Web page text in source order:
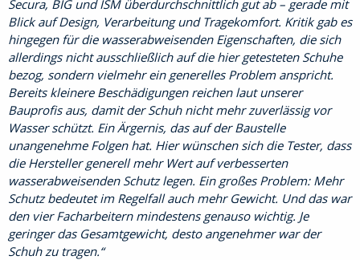
Secura, BIG und ISM überdurchschnittlich gut ab – gerade mit
Blick auf Design, Verarbeitung und Tragekomfort. Kritik gab es
hingegen für die wasserabweisenden Eigenschaften, die sich
allerdings nicht ausschließlich auf die hier getesteten Schuhe
bezog, sondern vielmehr ein generelles Problem anspricht.
Bereits kleinere Beschädigungen reichen laut unserer
Bauprofis aus, damit der Schuh nicht mehr zuverlässig vor
Wasser schützt. Ein Ärgernis, das auf der Baustelle
unangenehme Folgen hat. Hier wünschen sich die Tester, dass
die Hersteller generell mehr Wert auf verbesserten
wasserabweisenden Schutz legen. Ein großes Problem: Mehr
Schutz bedeutet im Regelfall auch mehr Gewicht. Und das war
den vier Facharbeitern mindestens genauso wichtig. Je
geringer das Gesamtgewicht, desto angenehmer war der
Schuh zu tragen.